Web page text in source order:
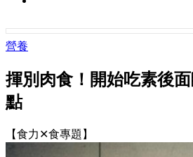
營養
揮別肉食！開始吃素後
點
【食力✕食專題】